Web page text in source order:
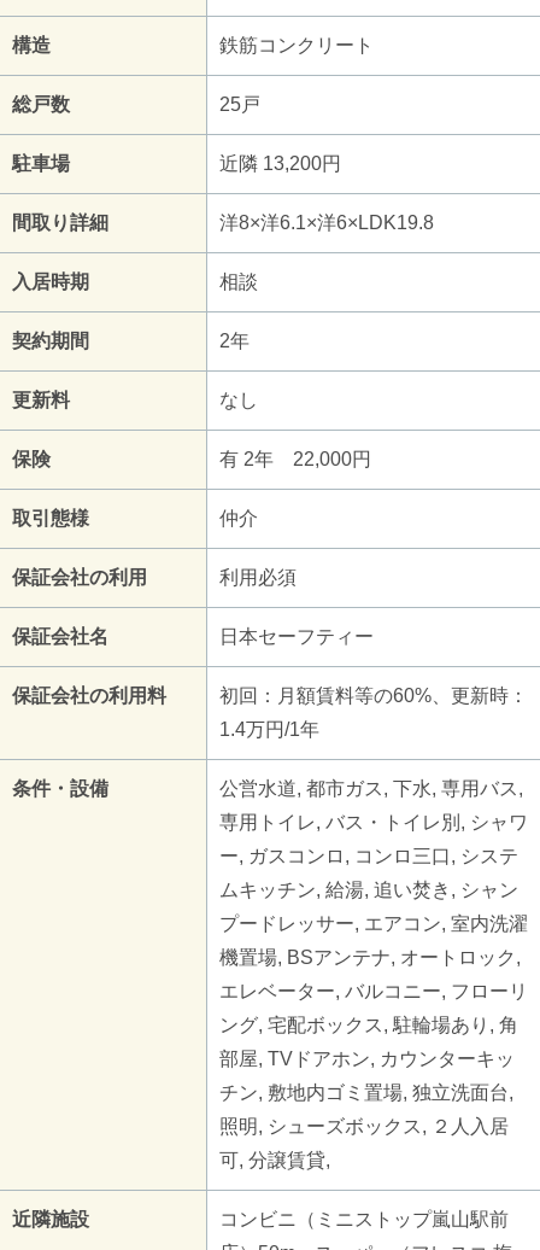
構造 鉄筋コンクリート
総戸数 25戸
駐車場 近隣 13,200円
間取り詳細 洋8×洋6.1×洋6×LDK19.8
入居時期 相談
契約期間 2年
更新料 なし
保険 有 2年 22,000円
取引態様 仲介
保証会社の利用 利用必須
保証会社名 日本セーフティー
保証会社の利用料
初回：月額賃料等の60%、更新時：
1.4万円/1年
条件・設備
公営水道, 都市ガス, 下水, 専用バス,
専用トイレ, バス・トイレ別, シャワ
ー, ガスコンロ, コンロ三口, システ
ムキッチン, 給湯, 追い焚き, シャン
プードレッサー, エアコン, 室内洗濯
機置場, BSアンテナ, オートロック,
エレベーター, バルコニー, フローリ
ング, 宅配ボックス, 駐輪場あり, 角
部屋, TVドアホン, カウンターキッ
チン, 敷地内ゴミ置場, 独立洗面台,
照明, シューズボックス, ２人入居
可, 分譲賃貸,
近隣施設
コンビニ（ミニストップ嵐山駅前